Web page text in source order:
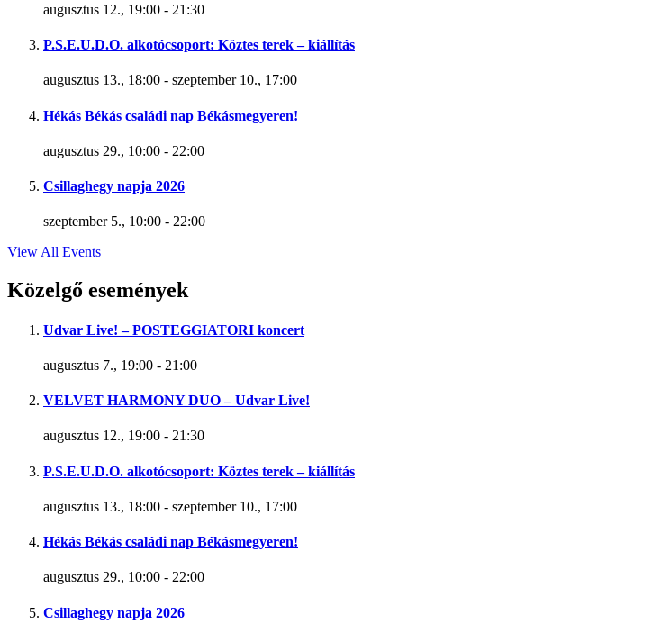
augusztus 12., 19:00 - 21:30
P.S.E.U.D.O. alkotócsoport: Köztes terek – kiállítás
augusztus 13., 18:00 - szeptember 10., 17:00
Hékás Békás családi nap Békásmegyeren!
augusztus 29., 10:00 - 22:00
Csillaghegy napja 2026
szeptember 5., 10:00 - 22:00
View All Events
Közelgő események
Udvar Live! – POSTEGGIATORI koncert
augusztus 7., 19:00 - 21:00
VELVET HARMONY DUO – Udvar Live!
augusztus 12., 19:00 - 21:30
P.S.E.U.D.O. alkotócsoport: Köztes terek – kiállítás
augusztus 13., 18:00 - szeptember 10., 17:00
Hékás Békás családi nap Békásmegyeren!
augusztus 29., 10:00 - 22:00
Csillaghegy napja 2026